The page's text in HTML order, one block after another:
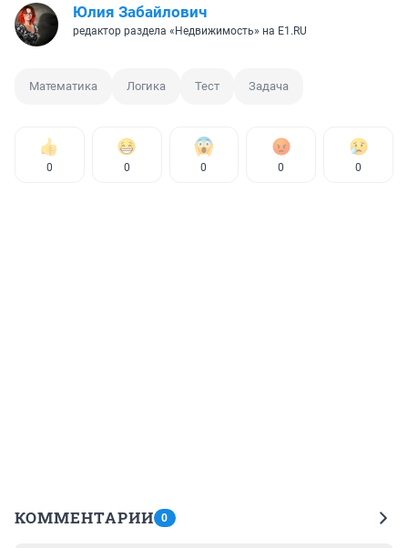
Юлия Забайлович
редактор раздела «Недвижимость» на E1.RU
Математика Логика Тест Задача
0 0 0 0 0
КОММЕНТАРИИ 0